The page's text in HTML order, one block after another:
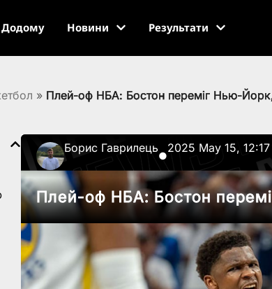
Додому Новини Результати
» Плей-оф НБА: Бостон переміг Нью-Йорк,
Борис Гаврилець
●
2025 May 15,
Плей-оф НБА: Бостон